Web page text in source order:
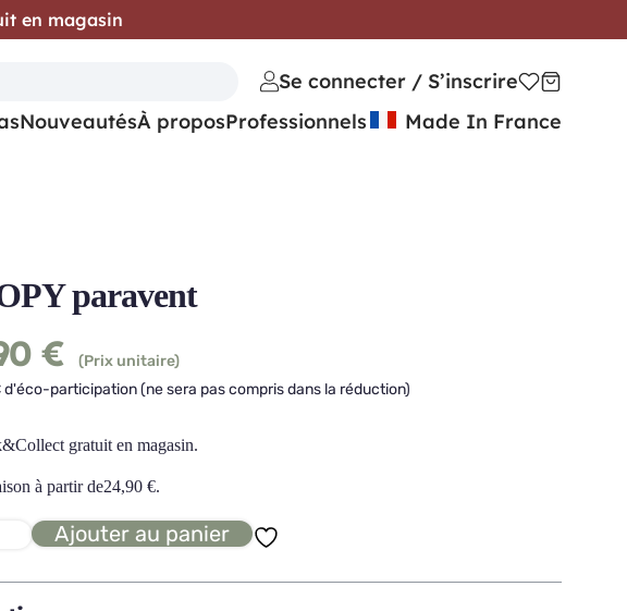
paravent
€
(Prix unitaire)
participation (ne sera pas compris dans la réduction)
gratuit en magasin.
à partir de24,90 €.
Ajouter au panier
en magasin
Se connecter / S’inscrire
NouveautésÀ proposProfessionnels Made In France